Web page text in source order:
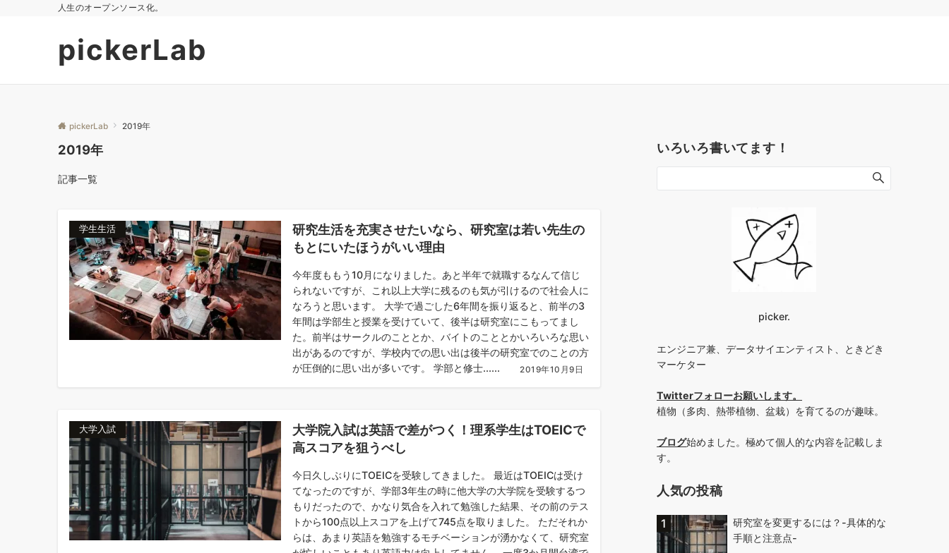
人生のオープンソース化。
pickerLab
pickerLab 2019年
2019年
記事一覧
学生生活
研究生活を充実させたいなら、研究室は若い先生の
もとにいたほうがいい理由
今年度ももう10月になりました。あと半年で就職するなんて信じ
られないですが、これ以上大学に残るのも気が引けるので社会人に
なろうと思います。 大学で過ごした6年間を振り返ると、前半の3
年間は学部生と授業を受けていて、後半は研究室にこもってまし
た。前半はサークルのこととか、バイトのこととかいろいろな思い
出があるのですが、学校内での思い出は後半の研究室でのことの方
が圧倒的に思い出が多いです。 学部と修士......
2019年10月9日
大学入試
大学院入試は英語で差がつく！理系学生はTOEICで
高スコアを狙うべし
今日久しぶりにTOEICを受験してきました。 最近はTOEICは受け
てなったのですが、学部3年生の時に他大学の大学院を受験するつ
もりだったので、かなり気合を入れて勉強した結果、その前のテス
トから100点以上スコアを上げて745点を取りました。 ただそれか
らは、あまり英語を勉強するモチベーションが湧かなくて、研究室
いろいろ書いてます！
picker.
エンジニア兼、データサイエンティスト、ときどき
マーケター
Twitterフォローお願いします。
植物（多肉、熱帯植物、盆栽）を育てるのが趣味。
ブログ始めました。極めて個人的な内容を記載しま
す。
人気の投稿
研究室を変更するには？-具体的な
手順と注意点-